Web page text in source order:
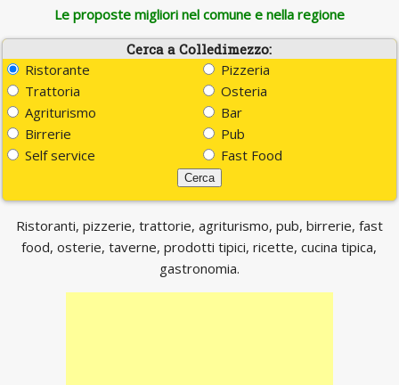
Le proposte migliori nel comune e nella regione
Cerca a Colledimezzo:
Ristorante
Pizzeria
Trattoria
Osteria
Agriturismo
Bar
Birrerie
Pub
Self service
Fast Food
Ristoranti, pizzerie, trattorie, agriturismo, pub, birrerie, fast
food, osterie, taverne, prodotti tipici, ricette, cucina tipica,
gastronomia.